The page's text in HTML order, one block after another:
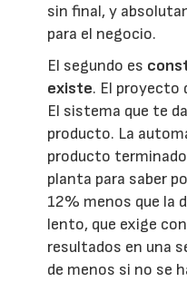
sin final, y
para el negocio.
El segundo es
existe. El proyecto
El sistema que te
producto. La
producto
planta para saber
12% menos que la
lento, que exige
resultados en una
de menos si no se